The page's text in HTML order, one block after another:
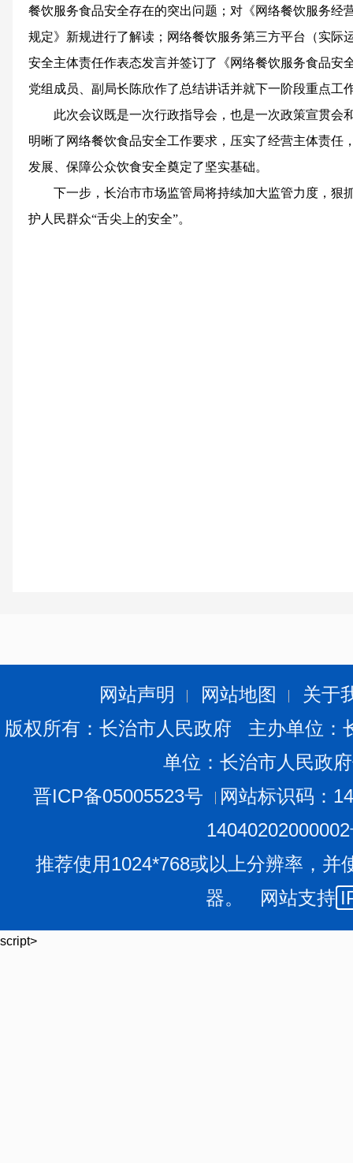
餐饮服务食品安全存在的突出问题；对《网络餐饮服务经
规定》新规进行了解读；网络餐饮服务第三方平台（实际
安全主体责任作表态发言并签订了《网络餐饮服务食品安
党组成员、副局长陈欣作了总结讲话并就下一阶段重点工
此次会议既是一次行政指导会，也是一次政策宣贯会
明晰了网络餐饮食品安全工作要求，压实了经营主体责任
发展、保障公众饮食安全奠定了坚实基础。
下一步，长治市市场监管局将持续加大监管力度，狠
护人民群众“舌尖上的安全”。
网站声明 网站地图
关于
版权所有：长治市人民政府 主办单位
单位：长治市人民政
晋ICP备05005523号
网站标识码：
推荐使用1024*768或以上分辨率，并
器。 网站支持
script>